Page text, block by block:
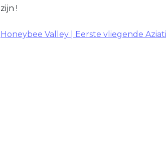
zijn !
Honeybee Valley | Eerste vliegende